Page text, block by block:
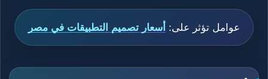
عوامل تؤثر على: أسعار تصميم التطبيقات في مصر